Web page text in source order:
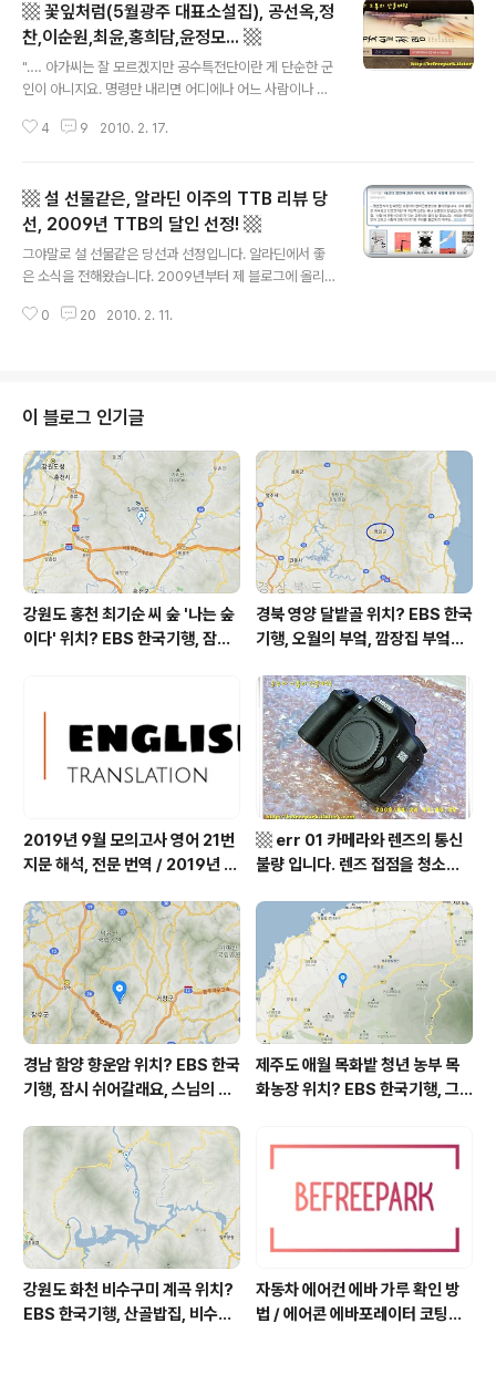
▩ 꽃잎처럼(5월광주 대표소설집), 공선옥,정
찬,이순원,최윤,홍희담,윤정모... ▩
"‥‥ 아가씨는 잘 모르겠지만 공수특전단이란 게 단순한 군
인이 아니지요. 명령만 내리면 어디에나 어느 사람이나 쑥
면 특수 부대죠. 전쟁이 났을 때 적의 심장부에 투입되어 효
간들이지요. 이런 임무를 같은 동족에게 해치웠으니 말이
나 됩니까? 아마 공수부대가 생겨난 이후로 세계적으로도
이런 일은 없을 겁니다." 순분은 몸을 떨었다. 그녀도 보아
서 안다. / 그날은 18일, 피의 일요일이었다. (223쪽, 홍희
담, 에서) 1980년 5월 광주에서 있은 악몽과 같은 시기가
소설로는 어떻게 형상화되고 있을까. 10여년 전 그런 의문
4 9 2010. 2. 17.
▩ 설 선물같은, 알라딘 이주의 TTB 리뷰 당
선, 2009년 TTB의 달인 선정! ▩
그야말로 설 선물같은 당선과 선정입니다. 알라딘에서 좋
은 소식을 전해왔습니다. 2009년부터 제 블로그에 올리는
페이지에 TTB 리뷰라는 형태로 노출됩니다. 제목 한줄 정
선정 ▩ 제가 2009년부터 알라딘에 보낸 TTB 리뷰는 과
연 몇 편이나 될까요. 정확히는 모르겠습니다만, 대략 100
편에서 조금 빠지지 않을까 합니다. 별 보상 바라지 않고,
예비독자에게 상품^^ 정보 공유라는 차원에서 보낸 것입니
다. 그래서 간혹 접하게 되는 반가운 소식은 기쁨을 더해주
는 것 같습니다..
0 20 2010. 2. 11.
이 블로그 인기글
강원도 홍천 최기순 씨 숲 '나는 숲
이다' 위치? EBS 한국기행, 잠시
강원도 홍천군 가볼 만한 곳, (구)
까르돈, kbs 인간극장
경북 영양 달밭골 위치? EBS 한국
기행, 오월의 부엌, 깜장집 부엌은
어디? / 경상북도 영양군 가볼 만
한 곳, 영양읍 상원리. KBS 인간극
장 임분노미 할머니
2019년 9월 모의고사 영어 21번
지문 해석, 전문 번역 / 2019년 9
역, 평가원 2019년 고3 9월 영어
영역 외국어영역 전문 해석, Engli
sh to Korean translation
▩ err 01 카메라와 렌즈의 통신
불량 입니다. 렌즈 접점을 청소하
경남 함양 향운암 위치? EBS 한국
기행, 잠시 쉬어갈래요, 스님의 어
상남도 함양군 가볼 만한 곳, 용추
계곡 향운암 명천스님, 덕유산 황
석산 거망산 기백산
제주도 애월 목화밭 청년 농부 목
화농장 위치? EBS 한국기행, 그
디? / 제주도 가볼 만한 곳
강원도 화천 비수구미 계곡 위치?
EBS 한국기행, 산골밥집, 비수구
자동차 에어컨 에바 가루 확인 방
법 / 에어콘 에바포레이터 코팅제